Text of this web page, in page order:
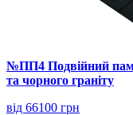
№ПП4 Подвійний
та чорного граніту
від 66100 грн